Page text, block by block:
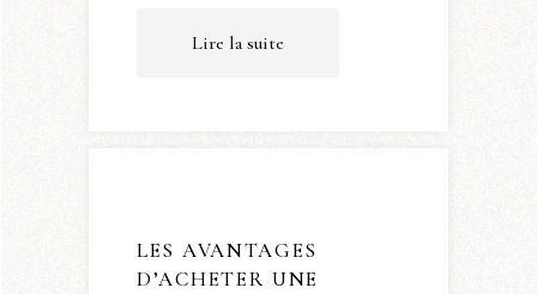
Lire la suite
LES AVANTAGES
D’ACHETER UNE